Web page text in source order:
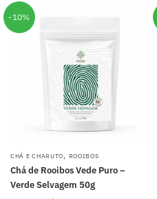
-10%
CHÁ E CHARUTO, ROOIBOS
Chá de Rooibos Vede Puro –
Verde Selvagem 50g